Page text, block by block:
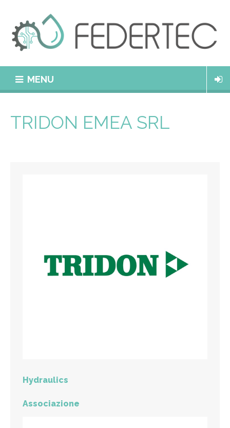
MENU
TRIDON EMEA SRL
Hydraulics
Associazione